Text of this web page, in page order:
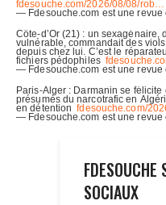
FDESOUCHE
SOCIAUX